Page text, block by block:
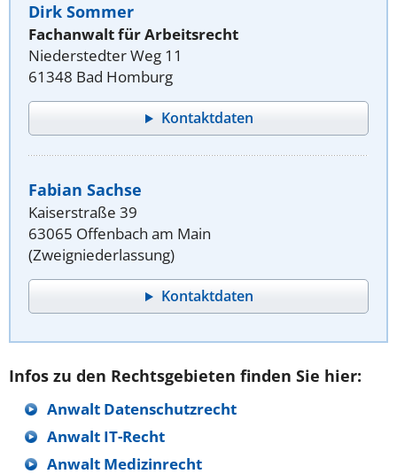
Dirk Sommer
Fachanwalt für Arbeitsrecht
Niederstedter Weg 11
61348 Bad Homburg
Kontaktdaten
Fabian Sachse
Kaiserstraße 39
63065 Offenbach am Main
(Zweigniederlassung)
Kontaktdaten
Infos zu den Rechtsgebieten finden Sie hier:
Anwalt Datenschutzrecht
Anwalt IT-Recht
Anwalt Medizinrecht